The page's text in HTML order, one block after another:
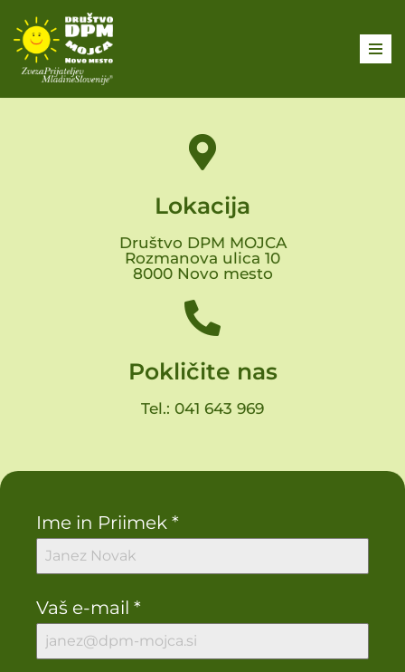
Skoči
na
Lokacija
Društvo DPM MOJCA
Rozmanova ulica 10
8000 Novo mesto
Pokličite nas
Tel.: 041 643 969
Ime in Priimek *
Vaš e-mail *